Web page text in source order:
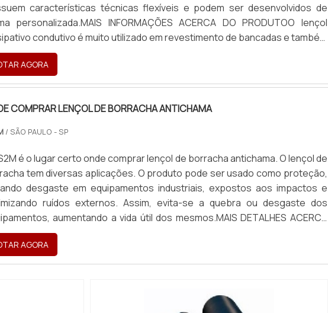
características técnicas flexíveis e podem ser desenvolvidos de
personalizada.MAIS INFORMAÇÕES ACERCA DO PRODUTOO lençol
condutivo é muito utilizado em revestimento de bancadas e também
de solo com a finalidade de evitar a descarga brusca. Dissipa a...
AGORA
COMPRAR LENÇOL DE BORRACHA ANTICHAMA
/ SÃO PAULO - SP
é o lugar certo onde comprar lençol de borracha antichama. O lençol de
tem diversas aplicações. O produto pode ser usado como proteção,
desgaste em equipamentos industriais, expostos aos impactos e
ruídos externos. Assim, evita-se a quebra ou desgaste dos
aumentando a vida útil dos mesmos.MAIS DETALHES ACERCA
PRODUTOUtilizado em diversos segmentos industriais, o lençol de
co...
AGORA